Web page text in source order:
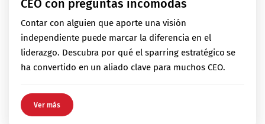
CEO con preguntas incómodas
Contar con alguien que aporte una visión
independiente puede marcar la diferencia en el
liderazgo. Descubra por qué el sparring estratégico se
ha convertido en un aliado clave para muchos CEO.
Ver más